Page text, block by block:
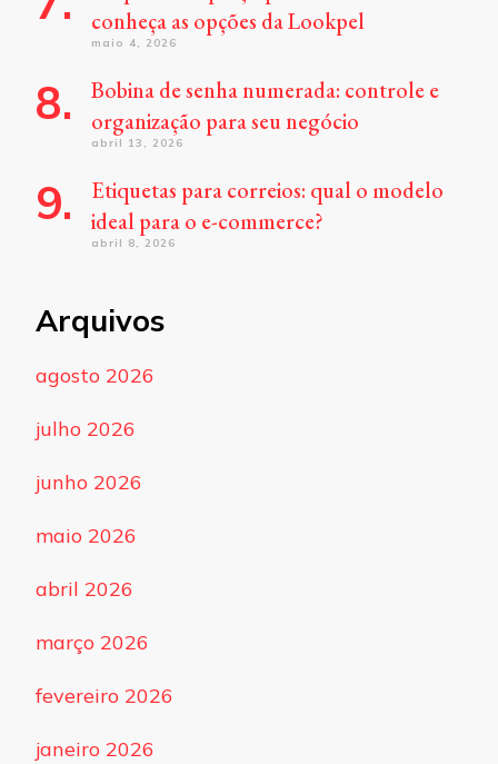
conheça as opções da Lookpel
maio 4, 2026
Bobina de senha numerada: controle e
organização para seu negócio
abril 13, 2026
Etiquetas para correios: qual o modelo
ideal para o e-commerce?
abril 8, 2026
Arquivos
agosto 2026
julho 2026
junho 2026
maio 2026
abril 2026
março 2026
fevereiro 2026
janeiro 2026